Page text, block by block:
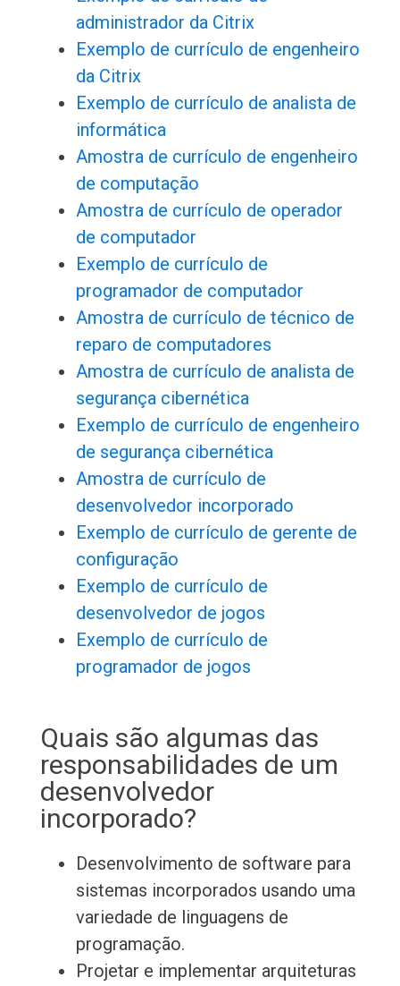
administrador da Citrix
Exemplo de currículo de engenheiro
da Citrix
Exemplo de currículo de analista de
informática
Amostra de currículo de engenheiro
de computação
Amostra de currículo de operador
de computador
Exemplo de currículo de
programador de computador
Amostra de currículo de técnico de
reparo de computadores
Amostra de currículo de analista de
segurança cibernética
Exemplo de currículo de engenheiro
de segurança cibernética
Amostra de currículo de
desenvolvedor incorporado
Exemplo de currículo de gerente de
configuração
Exemplo de currículo de
desenvolvedor de jogos
Exemplo de currículo de
programador de jogos
Quais são algumas das
responsabilidades de um
desenvolvedor
incorporado?
Desenvolvimento de software para
sistemas incorporados usando uma
variedade de linguagens de
programação.
Projetar e implementar arquiteturas